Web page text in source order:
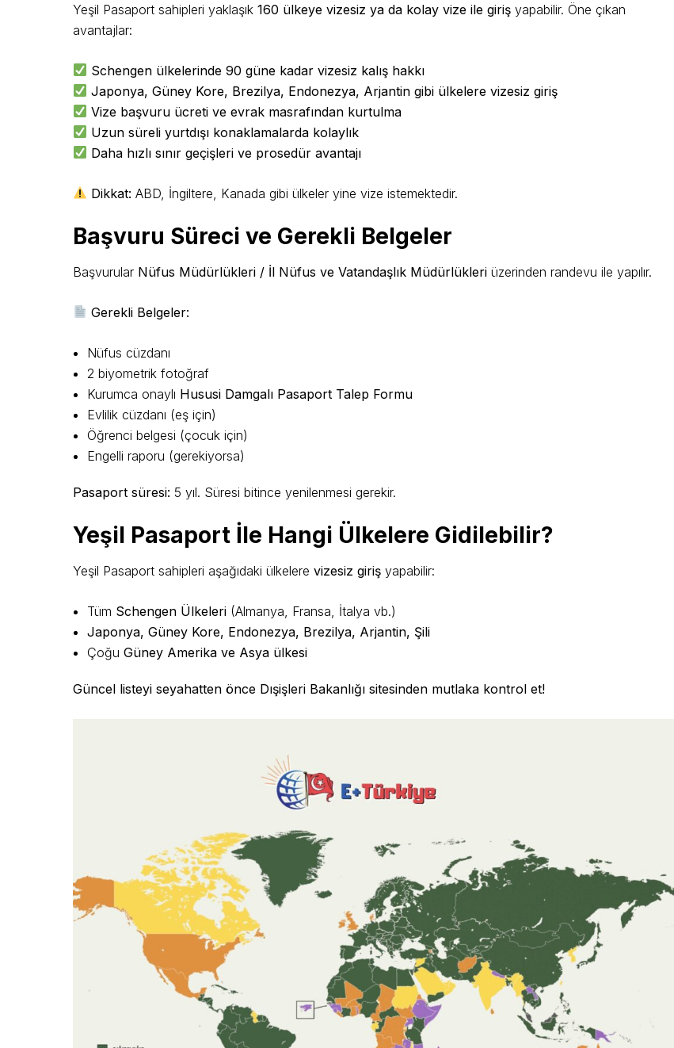
Yeşil Pasaport sahipleri yaklaşık 160 ülkeye vizesiz ya da kolay vize ile giriş yapabilir. Öne çıkan
avantajlar:
Schengen ülkelerinde 90 güne kadar vizesiz kalış hakkı
Japonya, Güney Kore, Brezilya, Endonezya, Arjantin gibi ülkelere vizesiz giriş
Vize başvuru ücreti ve evrak masrafından kurtulma
Uzun süreli yurtdışı konaklamalarda kolaylık
Daha hızlı sınır geçişleri ve prosedür avantajı
Dikkat: ABD, İngiltere, Kanada gibi ülkeler yine vize istemektedir.
Başvuru Süreci ve Gerekli Belgeler
Başvurular Nüfus Müdürlükleri / İl Nüfus ve Vatandaşlık Müdürlükleri üzerinden randevu ile yapılır.
Gerekli Belgeler:
Nüfus cüzdanı
2 biyometrik fotoğraf
Kurumca onaylı Hususi Damgalı Pasaport Talep Formu
Evlilik cüzdanı (eş için)
Öğrenci belgesi (çocuk için)
Engelli raporu (gerekiyorsa)
Pasaport süresi: 5 yıl. Süresi bitince yenilenmesi gerekir.
Yeşil Pasaport İle Hangi Ülkelere Gidilebilir?
Yeşil Pasaport sahipleri aşağıdaki ülkelere vizesiz giriş yapabilir:
Tüm Schengen Ülkeleri (Almanya, Fransa, İtalya vb.)
Japonya, Güney Kore, Endonezya, Brezilya, Arjantin, Şili
Çoğu Güney Amerika ve Asya ülkesi
Güncel listeyi seyahatten önce Dışişleri Bakanlığı sitesinden mutlaka kontrol et!